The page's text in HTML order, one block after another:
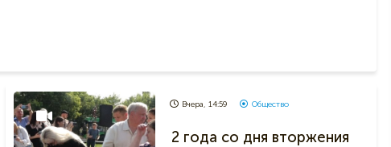
2 года со дня вторжения
Вчера, 14:59 Общество